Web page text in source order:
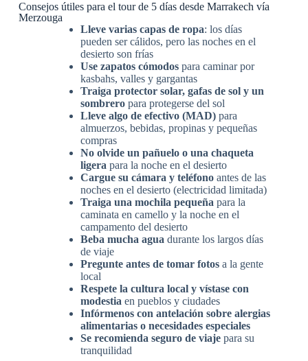
Consejos útiles para el tour de 5 días desde Marrakech vía
Merzouga
Lleve varias capas de ropa: los días
pueden ser cálidos, pero las noches en el
desierto son frías
Use zapatos cómodospara caminar por
kasbahs, valles y gargantas
Traiga protector solar, gafas de sol y un
sombreropara protegerse del sol
Lleve algo de efectivo (MAD)para
almuerzos, bebidas, propinas y pequeñas
compras
No olvide un pañuelo o una chaqueta
ligerapara la noche en el desierto
Cargue su cámara y teléfonoantes de las
noches en el desierto (electricidad limitada)
Traiga una mochila pequeñapara la
caminata en camello y la noche en el
campamento del desierto
Beba mucha aguadurante los largos días
de viaje
Pregunte antes de tomar fotosa la gente
local
Respete la cultura local y vístase con
modestiaen pueblos y ciudades
Infórmenos con antelación sobre alergias
alimentarias o necesidades especiales
Se recomienda seguro de viajepara su
tranquilidad